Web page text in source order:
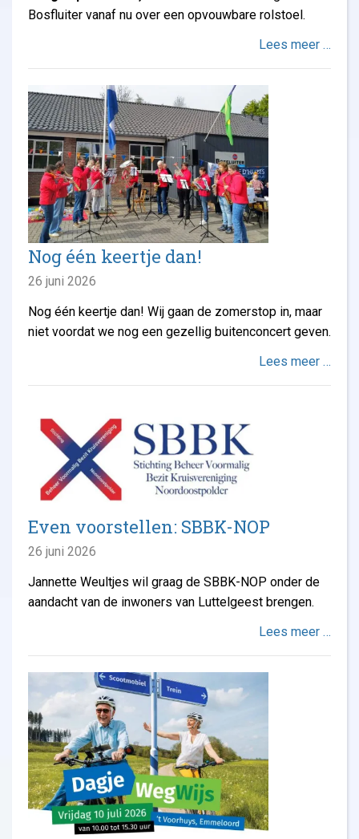
Bosfluiter vanaf nu over een opvouwbare rolstoel.
Lees meer …
Nog één keertje dan!
26 juni 2026
Nog één keertje dan! Wij gaan de zomerstop in, maar
niet voordat we nog een gezellig buitenconcert geven.
Lees meer …
Even voorstellen: SBBK-NOP
26 juni 2026
Jannette Weultjes wil graag de SBBK-NOP onder de
aandacht van de inwoners van Luttelgeest brengen.
Lees meer …